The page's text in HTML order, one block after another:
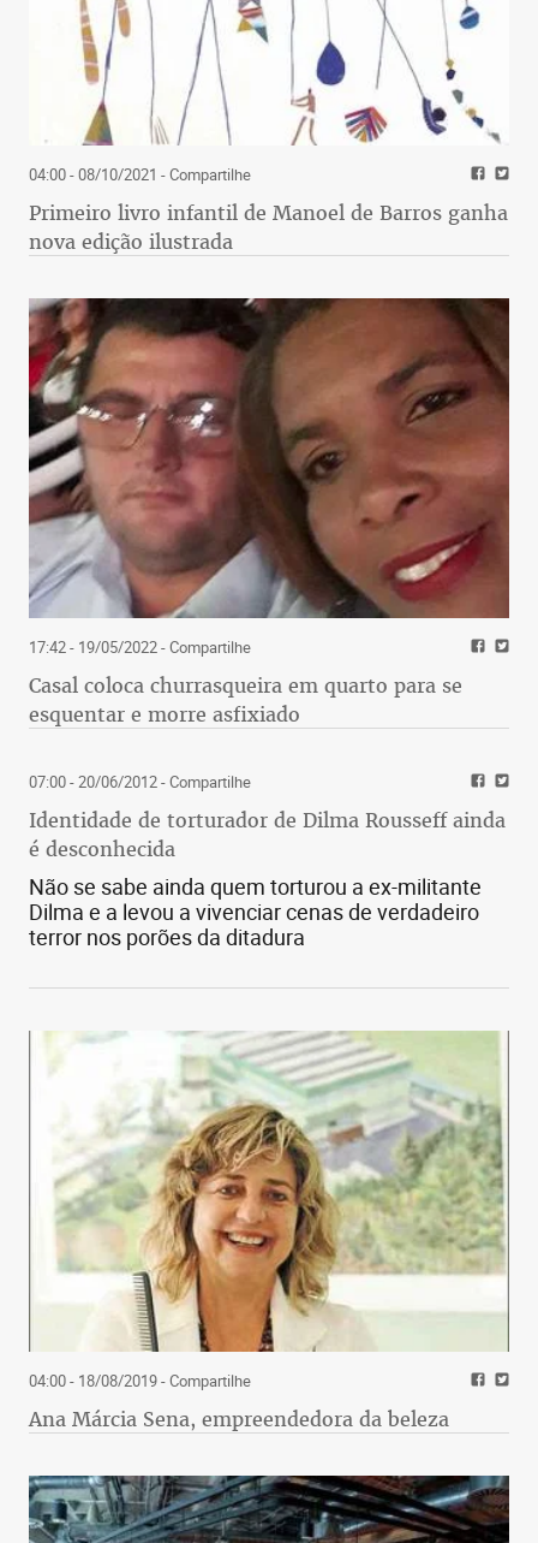
04:00 - 08/10/2021 - Compartilhe
Primeiro livro infantil de Manoel de Barros ganha
nova edição ilustrada
17:42 - 19/05/2022- Compartilhe
Casal coloca churrasqueira em quarto para se
esquentar e morre asfixiado
07:00 - 20/06/2012- Compartilhe
Identidade de torturador de Dilma Rousseff ainda
é desconhecida
Não se sabe ainda quem torturou a ex-militante
Dilma e a levou a vivenciar cenas de verdadeiro
terror nos porões da ditadura
04:00 - 18/08/2019- Compartilhe
Ana Márcia Sena, empreendedora da beleza